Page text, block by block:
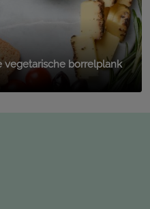
vegetarische borrelplank